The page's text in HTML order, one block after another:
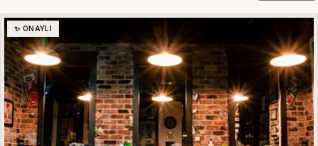
✨ ONAYLI